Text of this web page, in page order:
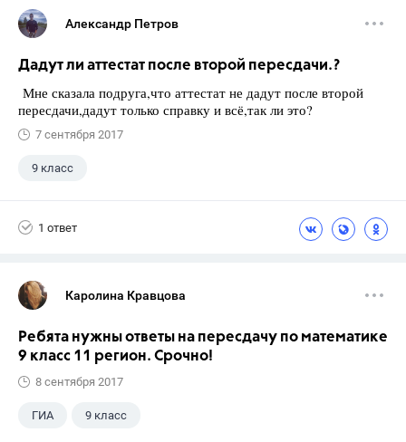
Александр Петров
Дадут ли аттестат после второй пересдачи.?
Мне сказала подруга,что аттестат не дадут после второй
пересдачи,дадут только справку и всё,так ли это?
7 сентября 2017
9 класс
1 ответ
Каролина Кравцова
Ребята нужны ответы на пересдачу по математике
9 класс 11 регион. Срочно!
8 сентября 2017
ГИА 9 класс